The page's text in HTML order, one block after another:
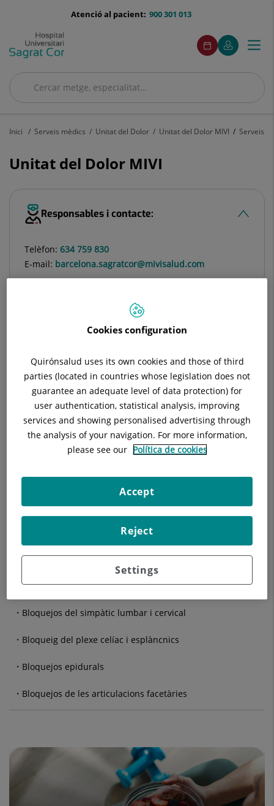
menu-
900 301 013
Atenció al pacient:
Cercar
Cercar
menuAcceso
Demaneu
cita
Aquest
enllaç
s'obrirà
una
El
meu
Aquest
enllaç
s'obrirà
una
finestra
Menú
Inici Serveis mèdics Unitat del Dolor Unitat del Dolor MIVI Serveis
Unitat del Dolor MIVI
Responsables i contacte:
Telèfon: 634 759 830
E-mail: barcelona.sagratcor@mivisalud.com
Equip Mèdic Serveis
Entre els serveis que oferim es troben:
Maneig farmacològic del dolor
Infiltració de Punts Gallet i mioestiraments
Bloquejos musculars superficials i profunds
Bloquejos de nervis perifèrics
Bloquejos intraarticulars
Bloquejos subaracnoïdals
Perfusió intravenosa d'anestèsics locals i multimodal
Bloquejos del simpàtic lumbar i cervical
Bloqueig del plexe celíac i esplàncnics
Bloquejos epidurals
Bloquejos de les articulacions facetàries
Cookies configuration
Quirónsalud uses its own cookies and those of third
parties (located in countries whose legislation does not
guarantee an adequate level of data protection) for
user authentication, statistical analysis, improving
services and showing personalised advertising through
the analysis of your navigation. For more information,
please see our Política de cookies
Settings
Reject
Accept